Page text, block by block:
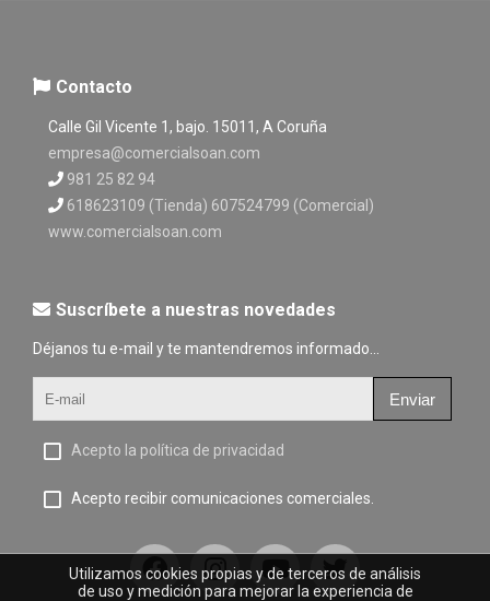
Contacto
Calle Gil Vicente 1, bajo. 15011, A Coruña
empresa@comercialsoan.com
981 25 82 94
618623109 (Tienda) 607524799 (Comercial)
www.comercialsoan.com
Suscríbete a nuestras novedades
Déjanos tu e-mail y te mantendremos informado...
Enviar
Acepto la política de privacidad
Acepto recibir comunicaciones comerciales.
Utilizamos cookies propias y de terceros de análisis
de uso y medición para mejorar la experiencia de